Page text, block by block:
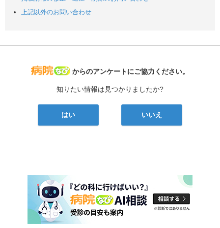
上記以外のお問い合わせ
病院なび
からのアンケートにご協力ください。
知りたい情報は見つかりましたか?
はい いいえ